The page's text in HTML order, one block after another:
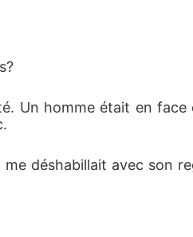
Un homme était en
déshabillait avec son